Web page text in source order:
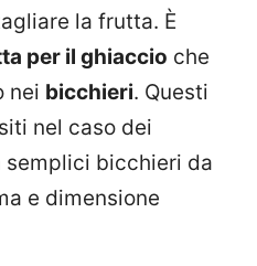
la frutta. È
per il ghiaccio che
nei bicchieri. Questi
nel caso dei
bicchieri da
e dimensione